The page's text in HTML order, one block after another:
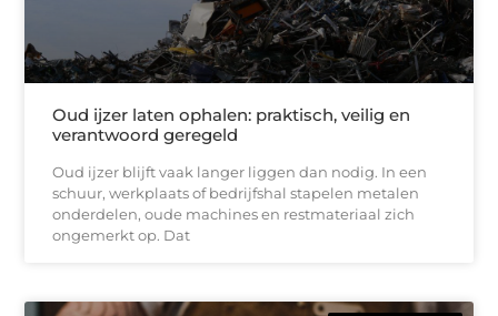
Oud ijzer laten ophalen: praktisch, veilig en
verantwoord geregeld
Oud ijzer blijft vaak langer liggen dan nodig. In een
schuur, werkplaats of bedrijfshal stapelen metalen
onderdelen, oude machines en restmateriaal zich
ongemerkt op. Dat